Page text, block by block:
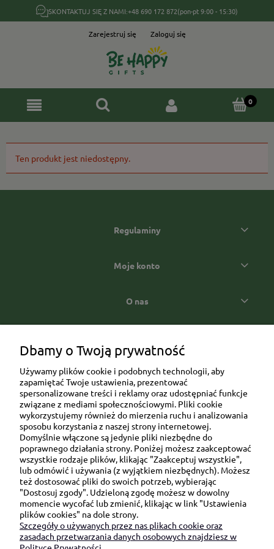
SKONTAKTUJ SIĘ Z NAMI:+48 690 172 872(pon-pt 9:00 - 15:30)
Zarejestruj się Zaloguj się
Ten produkt jest niedostępny.
Regulaminy
Moje konto
O nas
Ul. Brukowa 6/8 lok. 57/58
91-341 Łódź
NIP: 6751510615
SKONTAKTUJ SIĘ Z NAMI:
sklep@be-happygifts.com
+48 690 172 872
Dbamy o Twoją prywatność
Używamy plików cookie i podobnych technologii, aby
zapamiętać Twoje ustawienia, prezentować
spersonalizowane treści i reklamy oraz udostępniać funkcje
związane z mediami społecznościowymi. Pliki cookie
wykorzystujemy również do mierzenia ruchu i analizowania
sposobu korzystania z naszej strony internetowej.
Domyślnie włączone są jedynie pliki niezbędne do
poprawnego działania strony. Poniżej możesz zaakceptować
wszystkie rodzaje plików, klikając "Zaakceptuj wszystkie",
lub odmówić i używania (z wyjątkiem niezbędnych). Możesz
też dostosować pliki do swoich potrzeb, wybierając
"Dostosuj zgody". Udzieloną zgodę możesz w dowolny
momencie wycofać lub zmienić, klikając w link "Ustawienia
plików cookies" na dole strony.
Szczegóły o używanych przez nas plikach cookie oraz
zasadach przetwarzania danych osobowych znajdziesz w